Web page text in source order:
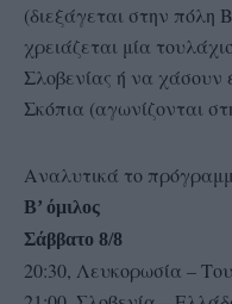
(διεξάγεται στην πόλη
χρειάζεται μία
Σλοβενίας ή να χάσουν
Σκόπια (αγωνίζονται
Αναλυτικά το
Β’ όμιλος
Σάββατο 8/8
20:30, Λευκορωσία –